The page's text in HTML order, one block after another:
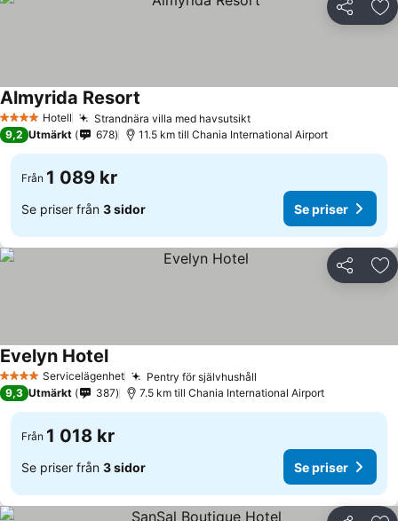
Dela
4 StjärnorHotell Strandnära villa med havsutsikt
Almyrida Resort
9,2 Utmärkt 678 11.5 km till Chania International Airport
Från 1 089 kr
Se priser från 3 sidor Se priser
Dela
4 StjärnorServicelägenhet Pentry för självhushåll
Evelyn Hotel
9,3 Utmärkt 387 7.5 km till Chania International Airport
Från 1 018 kr
Se priser från 3 sidor Se priser